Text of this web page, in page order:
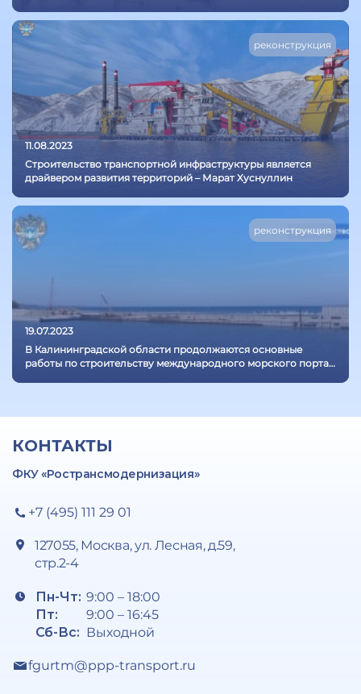
реконструкция
11.08.2023
Строительство транспортной инфраструктуры является
драйвером развития территорий – Марат Хуснуллин
реконструкция
19.07.2023
В Калининградской области продолжаются основные
работы по строительству международного морского порта
КОНТАКТЫ
ФКУ «Ространсмодернизация»
+7 (495) 111 29 01
127055, Москва, ул. Лесная, д.59,
стр.2-4
Пн-Чт:
Пт:
Сб-Вс:
9:00 – 18:00
9:00 – 16:45
Выходной
fgurtm@ppp-transport.ru